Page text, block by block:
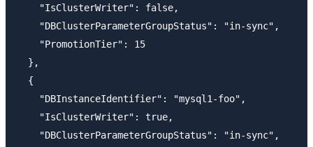
    "IsClusterWriter": false,
    "DBClusterParameterGroupStatus": "in-sync",
    "PromotionTier": 15
  },
  {
    "DBInstanceIdentifier": "mysql1-foo",
    "IsClusterWriter": true,
    "DBClusterParameterGroupStatus": "in-sync",